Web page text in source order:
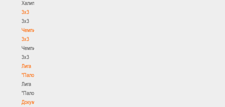
Халипского"
3x3
3x3
Чемпионат
3х3
Чемпионат
3х3
Лига
"Палова"
Лига
"Палова"
Документы